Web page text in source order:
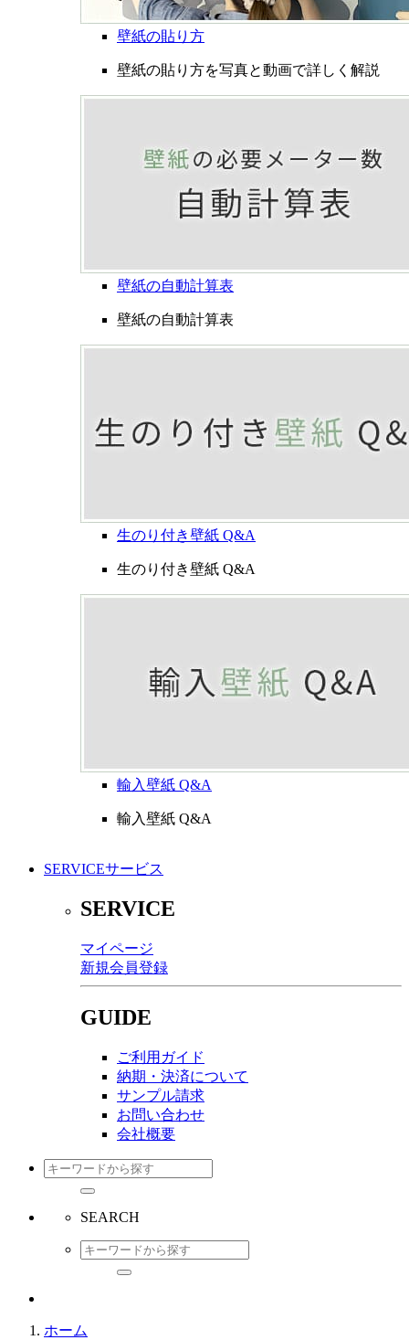
壁紙の貼り方
壁紙の貼り方を写真と動画で詳しく解説
壁紙の自動計算表
壁紙の自動計算表
生のり付き壁紙 Q&A
生のり付き壁紙 Q&A
輸入壁紙 Q&A
輸入壁紙 Q&A
SERVICEサービス
SERVICE
マイページ
新規会員登録
GUIDE
ご利用ガイド
納期・決済について
サンプル請求
お問い合わせ
会社概要
SEARCH
ホーム